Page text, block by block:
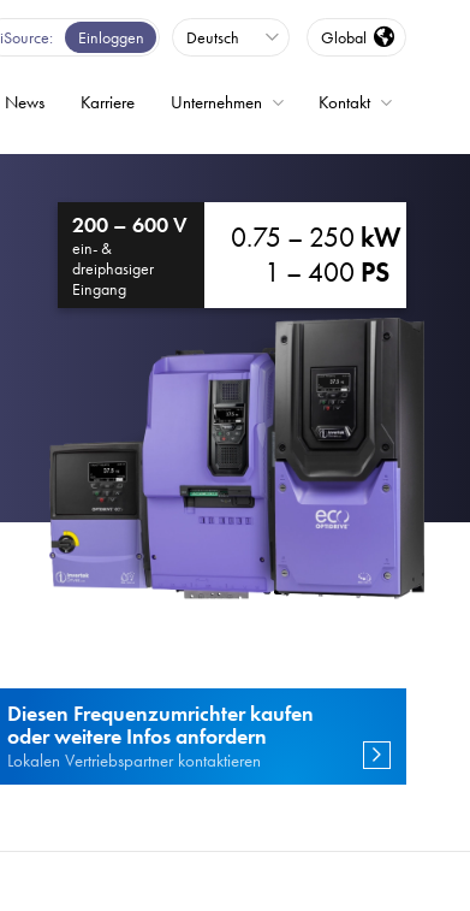
iSource Einloggen Deutsch Global
News Karriere Unternehmen Kontakt
200 – 600 V
ein- &
dreiphasiger
Eingang
0.75 – 250 kW
1 – 400 PS
Diesen Frequenzumrichter kaufen
oder weitere Infos anfordern
Lokalen Vertriebspartner kontaktieren